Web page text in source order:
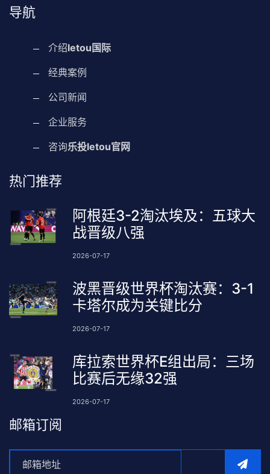
导航
介绍letou国际
经典案例
公司新闻
企业服务
咨询乐投letou官网
热门推荐
阿根廷3-2淘汰埃及：五球大
战晋级八强
2026-07-17
波黑晋级世界杯淘汰赛：3-1
卡塔尔成为关键比分
2026-07-17
库拉索世界杯E组出局：三场
比赛后无缘32强
2026-07-17
邮箱订阅